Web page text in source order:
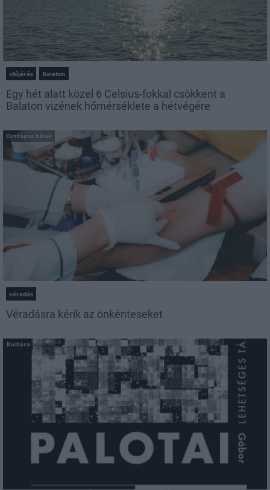
időjárás Balaton
Egy hét alatt közel 6 Celsius-fokkal csökkent a
Balaton vizének hőmérséklete a hétvégére
Országos hírek
véradás
Véradásra kérik az önkénteseket
Kultúra